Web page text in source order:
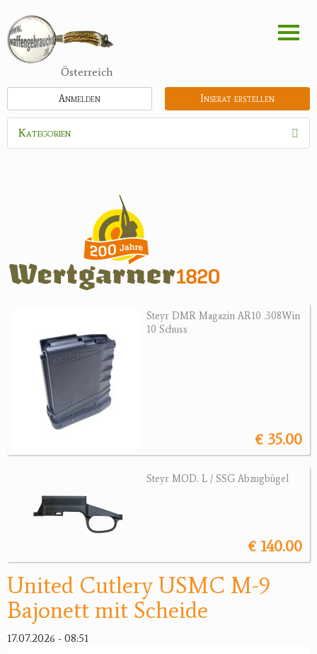
zum
Inhalt
Österreich
Inserat erstellen
Anmelden
Kategorien
Zubehör
Magazine
Montagen, Ersatzteile
Lederartikel
Messer
Sonstiges Zubehör
Bücher, Videos
Geschenke
Reviereinrichtungen
Steyr DMR Magazin AR10 .308Win
10 Schuss
€ 35.00
Steyr MOD. L / SSG Abzugbügel
€ 140.00
United Cutlery USMC M-9
Bajonett mit Scheide
17.07.2026 - 08:51